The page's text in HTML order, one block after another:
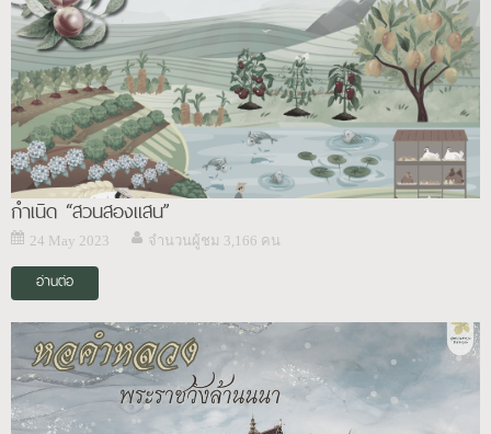
กำเนิด “สวนสองแสน”
24 May 2023 จำนวนผู้ชม 3,166 คน
อ่านต่อ